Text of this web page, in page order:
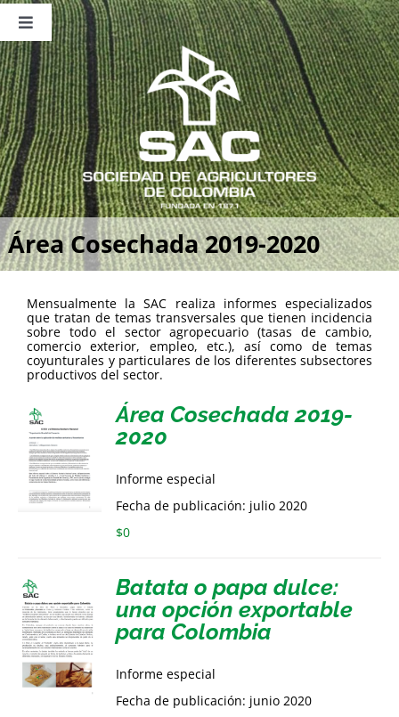
Saltar
contenido
Toggle
Navigation
Nosotros
Publicaciones
Sala de Prensa
Eventos
Área Cosechada 2019-2020
Mensualmente la SAC realiza informes especializados
que tratan de temas transversales que tienen incidencia
sobre todo el sector agropecuario (tasas de cambio,
comercio exterior, empleo, etc.), así como de temas
coyunturales y particulares de los diferentes subsectores
productivos del sector.
Área Cosechada 2019-
2020
Informe especial
Fecha de publicación: julio 2020
$0
Batata o papa dulce:
una opción exportable
para Colombia
Informe especial
Fecha de publicación: junio 2020